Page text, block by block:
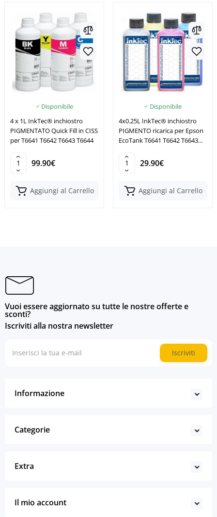
Disponibile
4 x 1L InkTec® inchiostro
PIGMENTATO Quick Fill in CISS
per T6641 T6642 T6643 T6644
99.90€
Aggiungi al Carrello
Disponibile
4x0.25L InkTec® inchiostro
PIGMENTO ricarica per Epson
EcoTank T6641 T6642 T6643
29.90€
Aggiungi al Carrello
Vuoi essere aggiornato su tutte le nostre offerte e
sconti?
Iscriviti alla nostra newsletter
Iscriviti
Informazione
Categorie
Extra
Il mio account